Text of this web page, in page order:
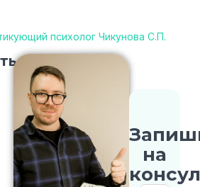
психолог Чикунова С.П.
на